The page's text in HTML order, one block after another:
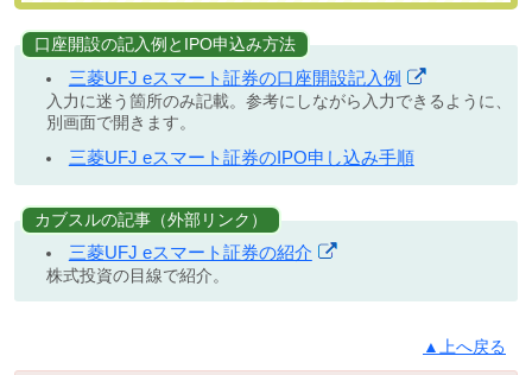
口座開設の記入例とIPO申込み方法
三菱UFJ eスマート証券の口座開設記入例
入力に迷う箇所のみ記載。参考にしながら入力できるように、
別画面で開きます。
三菱UFJ eスマート証券のIPO申し込み手順
カブスルの記事（外部リンク）
三菱UFJ eスマート証券の紹介
株式投資の目線で紹介。
▲上へ戻る